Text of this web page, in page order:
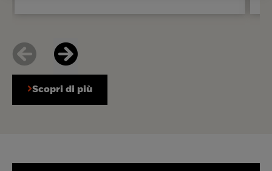
Scopri di più